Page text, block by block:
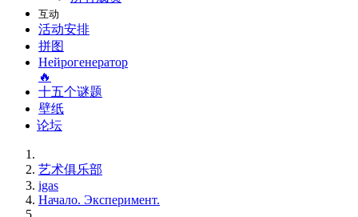
互动
活动安排
拼图
Нейрогенератор
🔥
十五个谜题
壁纸
论坛
艺术俱乐部
igas
Начало. Эксперимент.